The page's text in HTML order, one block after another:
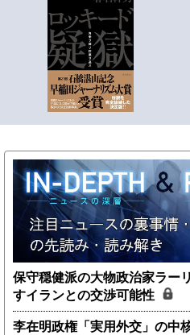
保守穏健派の大物政治家ラー
すイランとの交渉可能性
李在明政権「実用外交」の中